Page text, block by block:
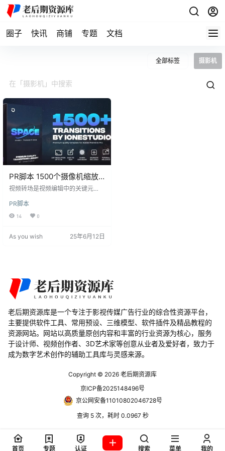
圈子 快讯 商铺 专题 文档
全部标签 摄影机
PR脚本 1500个摄像机缩放
模糊冲击故障切割水墨笔刷
Transitions
视频转场是视频编辑中的关键元
渡。如果您正在寻找一套多样化且
适用于各种视频风格的转场过渡，
这些预设包括各种时尚动画效果，
聚焦扭曲冲击、图形、笔刷水墨、
切割、玻璃、模糊等…
PR脚本
14 0
As you wish 25年6月12日
老后期资源库是一个专注于影视传媒广告行业的综合性资源平台，
主要提供软件工具、常用预设、三维模型、软件插件及精品教程的
资源网站。网站以高质量原创内容和丰富的行业资源为核心，服务
于设计师、视频创作者、3D艺术家等创意从业者及爱好者，致力于
成为数字艺术创作的辅助工具库与灵感来源。
Copyright © 2026 老后期资源库
京ICP备2025148496号
京公网安备11010802046728号
查询 5 次，耗时 0.0967 秒
首页 专题 认证 搜索 菜单 我的